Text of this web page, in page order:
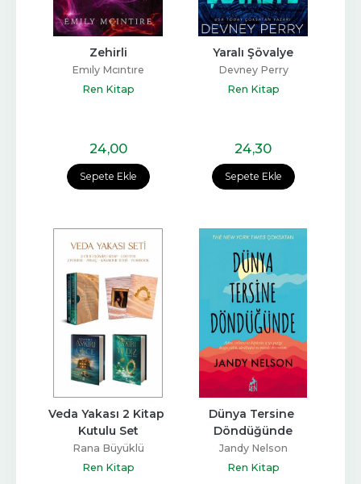
Sepete Ekle
Zehirli
Emıly Mcıntıre
Ren Kitap
24,00
Sepete Ekle
Yaralı Şövalye
Devney Perry
Ren Kitap
24,30
Veda Yakası 2 Kitap
Kutulu Set
Rana Büyüklü
Ren Kitap
Dünya Tersine
Döndüğünde
Jandy Nelson
Ren Kitap